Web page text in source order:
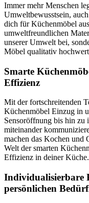
Immer mehr Menschen
Umweltbewusstsein,
dich für Küchenmöbel
umweltfreundlichen
unserer Umwelt bei,
Möbel qualitativ
Smarte
Effizienz
Mit der fortschreitenden
Küchenmöbel Einzug in
Sensoröffnung bis hin zu
miteinander
machen das Kochen und
Welt der smarten
Effizienz in deiner Küche.
Individualisierbare
persönlichen